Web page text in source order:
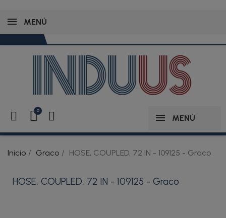
MENÚ
MENÚ
Inicio Graco HOSE, COUPLED, 72 IN - 109125 - Graco
HOSE, COUPLED, 72 IN - 109125 - Graco